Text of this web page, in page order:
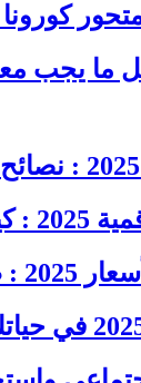
ما يجب
على…
المصاريف